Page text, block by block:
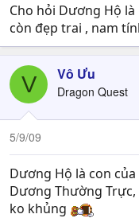
Cho hỏi Dương Hộ
còn đẹp trai , nam
V Vô Ưu
Dragon Quest
5/9/09
Dương Hộ là con
Dương Thường
ko khủng